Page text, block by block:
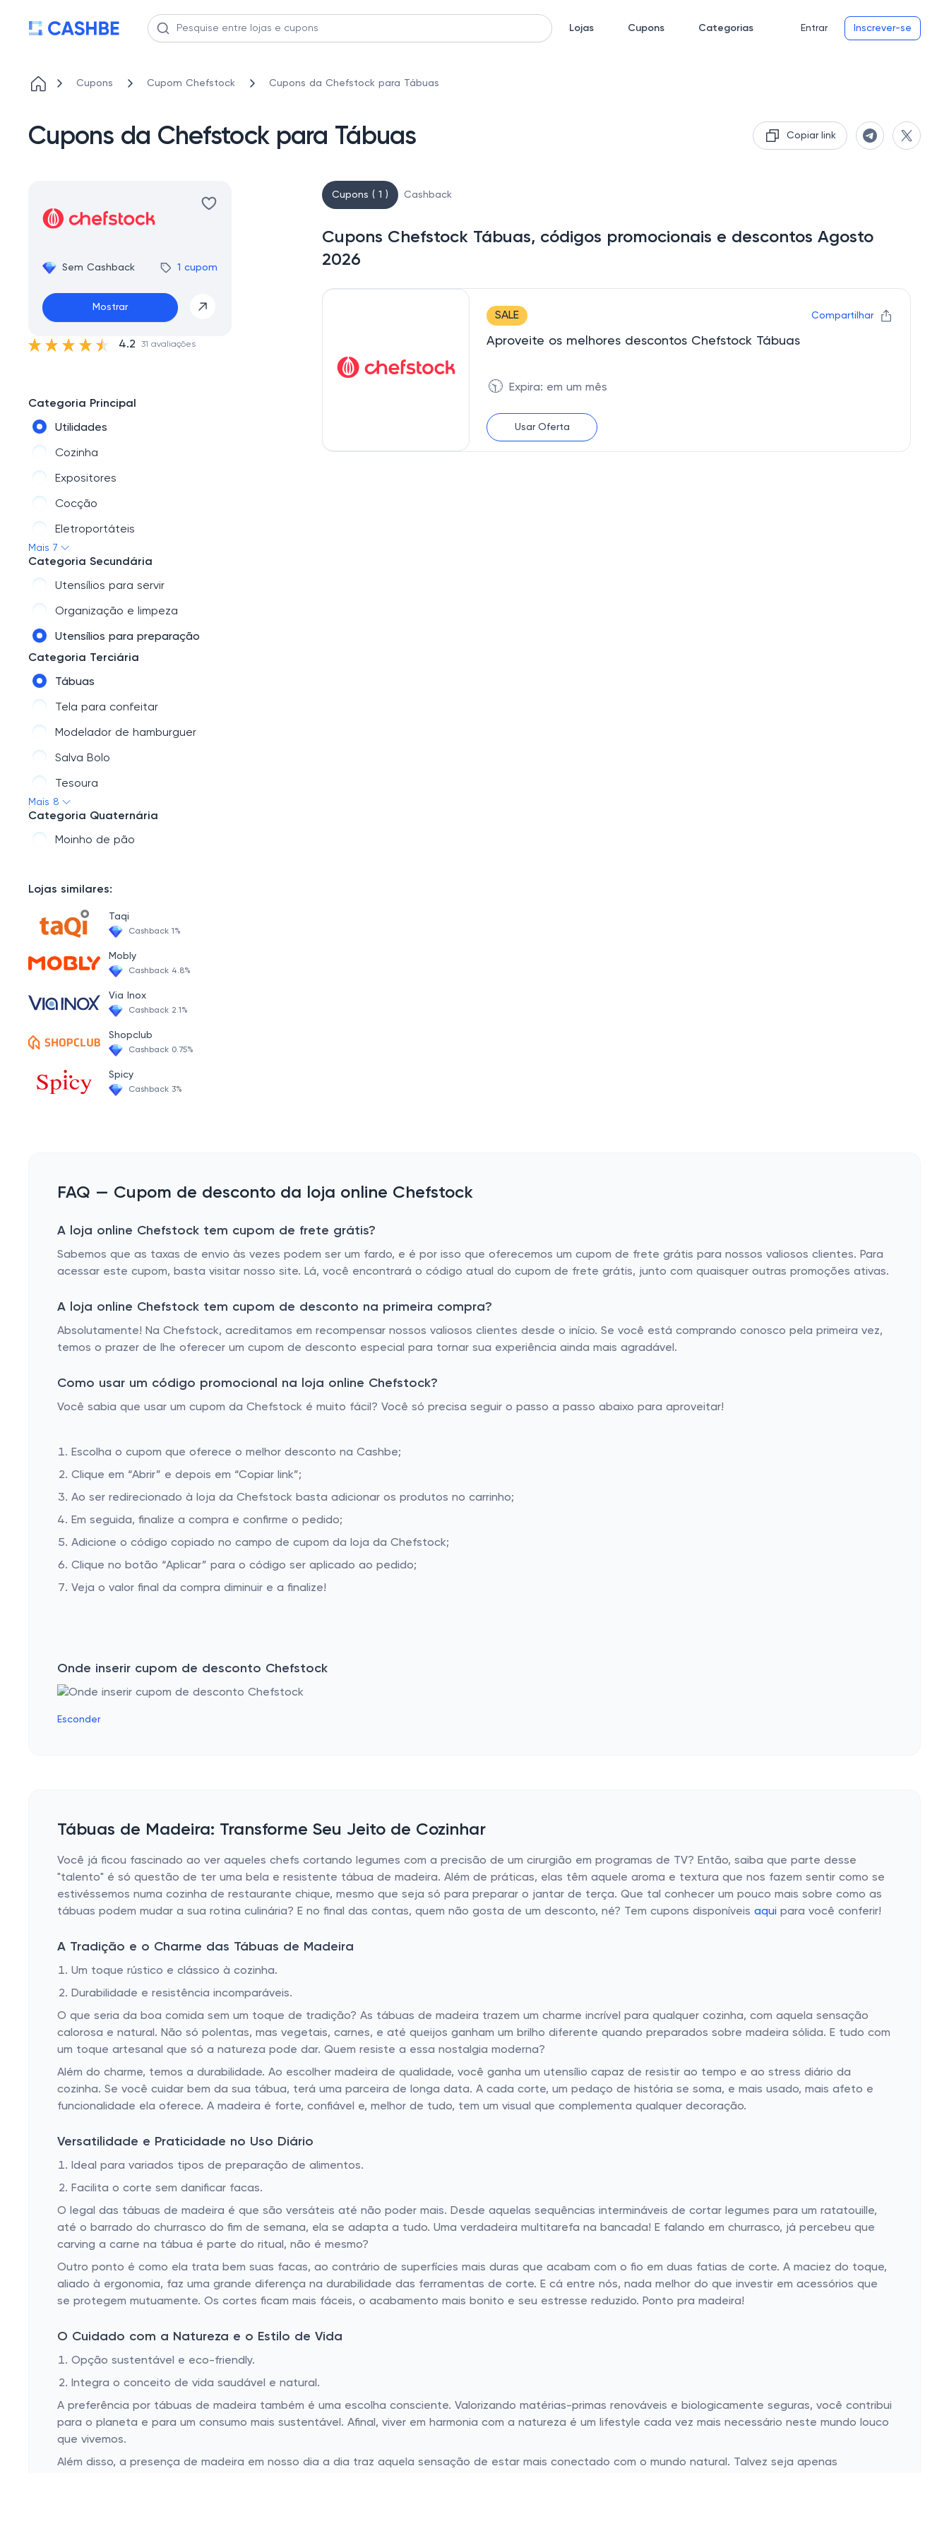
Lojas Cupons Categorias Entrar Inscrever-se
Cupons Cupom Chefstock Cupons da Chefstock para Tábuas
Cupons da Chefstock para Tábuas Copiar link
Sem Cashback 1 cupom
Mostrar
4.2 31 avaliações
Categoria Principal
Utilidades
Cozinha
Expositores
Cocção
Eletroportáteis
Refrigeração
Maquinário de produção
Mais 7
Categoria Secundária
Utensílios para servir
Organização e limpeza
Utensílios para preparação
Categoria Terciária
Tábuas
Tela para confeitar
Modelador de hamburguer
Salva Bolo
Tesoura
Varal para massas
Soprador
Mais 8
Categoria Quaternária
Moinho de pão
Lojas similares:
Taqi
Cashback 1%
Mobly
Cashback 4.8%
Via Inox
Cashback 2.1%
Shopclub
Cashback 0.75%
Spicy
Cashback 3%
Cupons ( 1 ) Cashback
Cupons Chefstock Tábuas, códigos promocionais e descontos Agosto
2026
SALE Compartilhar
Aproveite os melhores descontos Chefstock Tábuas
🕥 Expira: em um mês
Usar Oferta
FAQ — Cupom de desconto da loja online Chefstock
A loja online Chefstock tem cupom de frete grátis?
Sabemos que as taxas de envio às vezes podem ser um fardo, e é por isso que oferecemos um cupom de frete grátis para nossos valiosos clientes. Para
acessar este cupom, basta visitar nosso site. Lá, você encontrará o código atual do cupom de frete grátis, junto com quaisquer outras promoções ativas.
A loja online Chefstock tem cupom de desconto na primeira compra?
Absolutamente! Na Chefstock, acreditamos em recompensar nossos valiosos clientes desde o início. Se você está comprando conosco pela primeira vez,
temos o prazer de lhe oferecer um cupom de desconto especial para tornar sua experiência ainda mais agradável.
Como usar um código promocional na loja online Chefstock?
Você sabia que usar um cupom da Chefstock é muito fácil? Você só precisa seguir o passo a passo abaixo para aproveitar!
Escolha o cupom que oferece o melhor desconto na Cashbe;
Clique em “Abrir” e depois em “Copiar link”;
Ao ser redirecionado à loja da Chefstock basta adicionar os produtos no carrinho;
Em seguida, finalize a compra e confirme o pedido;
Adicione o código copiado no campo de cupom da loja da Chefstock;
Clique no botão “Aplicar” para o código ser aplicado ao pedido;
Veja o valor final da compra diminuir e a finalize!
Onde inserir cupom de desconto Chefstock
Esconder
Tábuas de Madeira: Transforme Seu Jeito de Cozinhar
Você já ficou fascinado ao ver aqueles chefs cortando legumes com a precisão de um cirurgião em programas de TV? Então, saiba que parte desse
"talento" é só questão de ter uma bela e resistente tábua de madeira. Além de práticas, elas têm aquele aroma e textura que nos fazem sentir como se
estivéssemos numa cozinha de restaurante chique, mesmo que seja só para preparar o jantar de terça. Que tal conhecer um pouco mais sobre como as
tábuas podem mudar a sua rotina culinária? E no final das contas, quem não gosta de um desconto, né? Tem cupons disponíveis aqui para você conferir!
A Tradição e o Charme das Tábuas de Madeira
Um toque rústico e clássico à cozinha.
Durabilidade e resistência incomparáveis.
O que seria da boa comida sem um toque de tradição? As tábuas de madeira trazem um charme incrível para qualquer cozinha, com aquela sensação
calorosa e natural. Não só polentas, mas vegetais, carnes, e até queijos ganham um brilho diferente quando preparados sobre madeira sólida. E tudo com
um toque artesanal que só a natureza pode dar. Quem resiste a essa nostalgia moderna?
Além do charme, temos a durabilidade. Ao escolher madeira de qualidade, você ganha um utensílio capaz de resistir ao tempo e ao stress diário da
cozinha. Se você cuidar bem da sua tábua, terá uma parceira de longa data. A cada corte, um pedaço de história se soma, e mais usado, mais afeto e
funcionalidade ela oferece. A madeira é forte, confiável e, melhor de tudo, tem um visual que complementa qualquer decoração.
Versatilidade e Praticidade no Uso Diário
Ideal para variados tipos de preparação de alimentos.
Facilita o corte sem danificar facas.
O legal das tábuas de madeira é que são versáteis até não poder mais. Desde aquelas sequências intermináveis de cortar legumes para um ratatouille,
até o barrado do churrasco do fim de semana, ela se adapta a tudo. Uma verdadeira multitarefa na bancada! E falando em churrasco, já percebeu que
carving a carne na tábua é parte do ritual, não é mesmo?
Outro ponto é como ela trata bem suas facas, ao contrário de superfícies mais duras que acabam com o fio em duas fatias de corte. A maciez do toque,
aliado à ergonomia, faz uma grande diferença na durabilidade das ferramentas de corte. E cá entre nós, nada melhor do que investir em acessórios que
se protegem mutuamente. Os cortes ficam mais fáceis, o acabamento mais bonito e seu estresse reduzido. Ponto pra madeira!
O Cuidado com a Natureza e o Estilo de Vida
Opção sustentável e eco-friendly.
Integra o conceito de vida saudável e natural.
A preferência por tábuas de madeira também é uma escolha consciente. Valorizando matérias-primas renováveis ​​e biologicamente seguras, você contribui
para o planeta e para um consumo mais sustentável. Afinal, viver em harmonia com a natureza é um lifestyle cada vez mais necessário neste mundo louco
que vivemos.
Além disso, a presença de madeira em nosso dia a dia traz aquela sensação de estar mais conectado com o mundo natural. Talvez seja apenas